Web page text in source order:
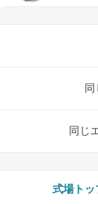
挙式スタ
同じ
式場トッ